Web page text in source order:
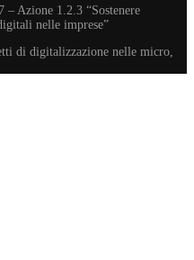
– Azione 1.2.3 “Sostenere
nelle imprese”
di digitalizzazione nelle micro,